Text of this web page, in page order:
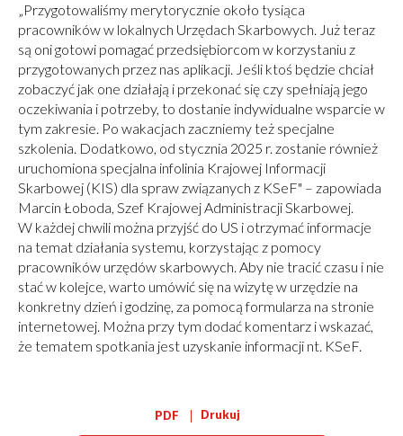
„Przygotowaliśmy merytorycznie około tysiąca
pracowników w lokalnych Urzędach Skarbowych. Już teraz
są oni gotowi pomagać przedsiębiorcom w korzystaniu z
przygotowanych przez nas aplikacji. Jeśli ktoś będzie chciał
zobaczyć jak one działają i przekonać się czy spełniają jego
oczekiwania i potrzeby, to dostanie indywidualne wsparcie w
tym zakresie. Po wakacjach zaczniemy też specjalne
szkolenia. Dodatkowo, od stycznia 2025 r. zostanie również
uruchomiona specjalna infolinia Krajowej Informacji
Skarbowej (KIS) dla spraw związanych z KSeF" – zapowiada
Marcin Łoboda, Szef Krajowej Administracji Skarbowej.
W każdej chwili można przyjść do US i otrzymać informacje
na temat działania systemu, korzystając z pomocy
pracowników urzędów skarbowych. Aby nie tracić czasu i nie
stać w kolejce, warto umówić się na wizytę w urzędzie na
konkretny dzień i godzinę, za pomocą formularza na stronie
internetowej. Można przy tym dodać komentarz i wskazać,
że tematem spotkania jest uzyskanie informacji nt. KSeF.
PDF Drukuj